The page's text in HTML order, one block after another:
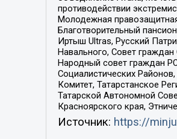
противодействии
Молодежная
Благотворительный
Иртыш Ultras, Русский
Навального, Совет
Народный совет граждан
Социалистических
Комитет, Татарстанское
Татарской Автономной
Красноярского края,
Источник: https://